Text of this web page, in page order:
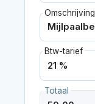
Omschrijving
Btw-tarief
Totaal